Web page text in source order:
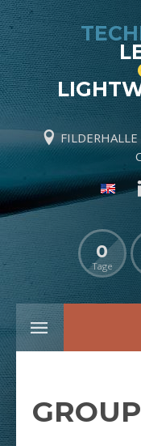
0
Tage